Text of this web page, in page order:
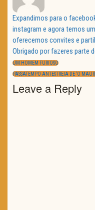
Expandimos para o
instagram e agora temos
oferecemos convites e
Obrigado por fazeres parte
Navegação
de
artigos
PREVIOUS
UM HOMEM FURIOSO
NEXT
PASSATEMPO ANTESTREIA DE ‘O
Leave a Reply